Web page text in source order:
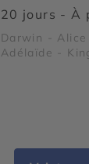
20 jours - À
Darwin - Alice
Adélaïde -